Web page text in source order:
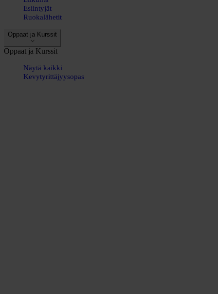
Esiintyjät
Ruokalähetit
Oppaat ja Kurssit
Oppaat ja Kurssit
Näytä kaikki
Kevytyrittäjyysopas